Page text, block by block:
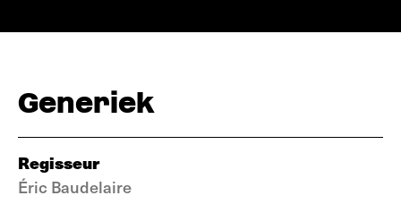
Generiek
Regisseur
Éric Baudelaire